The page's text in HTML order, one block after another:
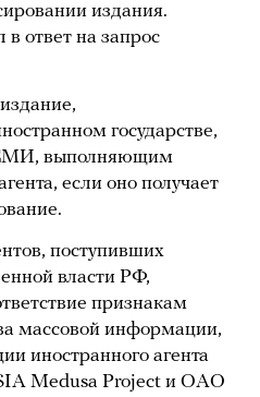
издания.
ответ на запрос
государстве,
выполняющим
если оно получает
поступивших
власти РФ,
признакам
массовой информации,
иностранного агента
Medusa Project и ОАО